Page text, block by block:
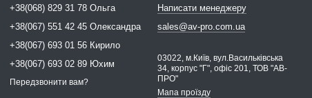
+38(068) 829 31 78 Ольга
+38(067) 551 42 45 Олександра
+38(067) 693 01 56 Кирило
+38(067) 693 02 89 Юхим
Передзвонити вам?
Написати менеджеру
sales@av-pro.com.ua
03022, м.Київ, вул.Васильківська
34, корпус "Г", офіс 201, ТОВ "АВ-
ПРО"
Мапа проїзду